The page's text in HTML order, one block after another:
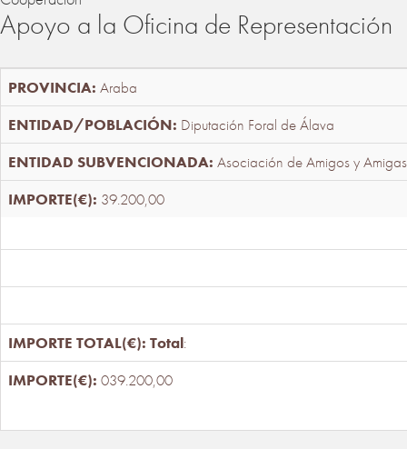
Apoyo a la Oficina de Representación
Araba
Diputación Foral de Álava
Asociación de Amigos y
39.200,00
Total:
039.200,00